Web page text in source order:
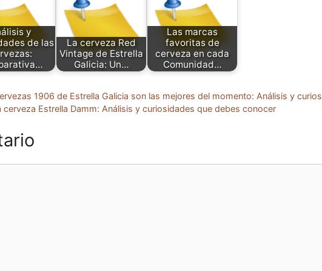
y
de las
La cerveza Red
Vintage de Estrella
Galicia: Un…
Las marcas
favoritas de
cerveza en cada
Comunidad…
1906 de Estrella Galicia son las mejores del momento: Análisis y
Estrella Damm: Análisis y curiosidades que debes conocer